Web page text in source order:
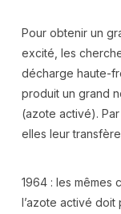
Pour obtenir un
excité, les
décharge haute-
produit un grand
(azote activé).
elles leur
1964 : les mêmes
l’azote activé doit